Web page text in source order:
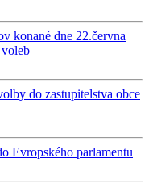
konané dne 22.června
do zastupitelstva obce
Evropského parlamentu